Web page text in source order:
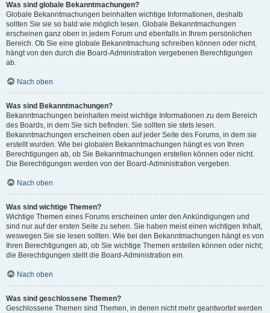
Was sind globale Bekanntmachungen?
Globale Bekanntmachungen beinhalten wichtige Informationen, deshalb
sollten Sie sie so bald wie möglich lesen. Globale Bekanntmachungen
erscheinen ganz oben in jedem Forum und ebenfalls in Ihrem persönlichen
Bereich. Ob Sie eine globale Bekanntmachung schreiben können oder nicht,
hängt von den durch die Board-Administration vergebenen Berechtigungen
ab.
Nach oben
Was sind Bekanntmachungen?
Bekanntmachungen beinhalten meist wichtige Informationen zu dem Bereich
des Boards, in dem Sie sich befinden. Sie sollten sie stets lesen.
Bekanntmachungen erscheinen oben auf jeder Seite des Forums, in dem sie
erstellt wurden. Wie bei globalen Bekanntmachungen hängt es von Ihren
Berechtigungen ab, ob Sie Bekanntmachungen erstellen können oder nicht.
Die Berechtigungen werden von der Board-Administration vergeben.
Nach oben
Was sind wichtige Themen?
Wichtige Themen eines Forums erscheinen unter den Ankündigungen und
sind nur auf der ersten Seite zu sehen. Sie haben meist einen wichtigen Inhalt,
weswegen Sie sie lesen sollten. Wie bei den Bekanntmachungen hängt es von
Ihren Berechtigungen ab, ob Sie wichtige Themen erstellen können oder nicht;
die Berechtigungen stellt die Board-Administration ein.
Nach oben
Was sind geschlossene Themen?
Geschlossene Themen sind Themen, in denen nicht mehr geantwortet werden